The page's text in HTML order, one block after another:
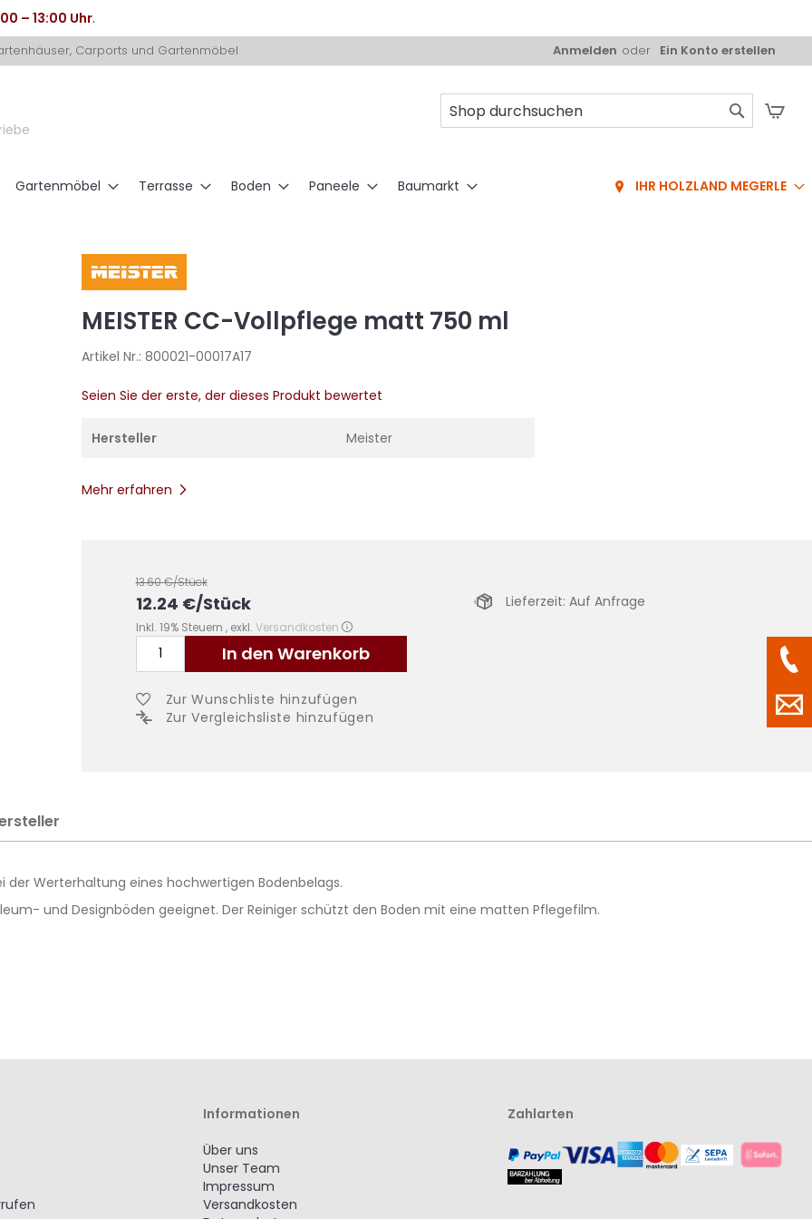
– 13:00 Uhr.
Carports und Gartenmöbel Anmelden Ein Konto erstellen
Gartenmöbel Terrasse Boden Paneele Baumarkt IHR HOLZLAND MEGERLE
MEISTER CC-Vollpflege matt 750 ml
Artikel Nr.: 800021-00017A17
Seien Sie der erste, der dieses Produkt bewertet
Hersteller Meister
Mehr erfahren
13.60€/Stück
12.24 €/Stück
Inkl. 19% Steuern , exkl. Versandkosten
In den Warenkorb
Lieferzeit: Auf Anfrage
Zur Wunschliste hinzufügen
Zur Vergleichsliste hinzufügen
der Werterhaltung eines hochwertigen Bodenbelags.
und Designböden geeignet. Der Reiniger schützt den Boden mit eine matten Pflegefilm.
Informationen
Über uns
Unser Team
Impressum
Versandkosten
Zahlarten